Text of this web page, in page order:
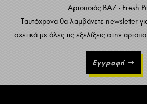
Αρτοποιός ΒΑΖ - Fresh
Ταυτόχρονα θα λαμβάνετε newsletter
σχετικά με όλες τις εξελίξεις στην
Εγγραφή